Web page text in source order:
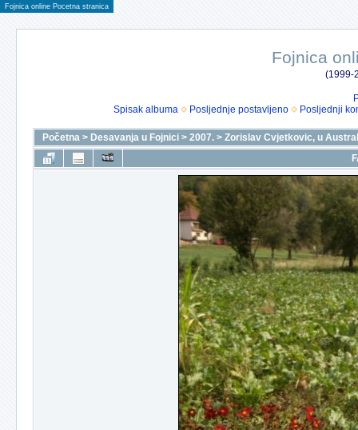
Fojnica online Pocetna stranica
Fojnica
(1999-
Spisak albuma
Posljednje postavljeno Posljednji
Početna > Desavanja u Fojnici > 2007. > Zorislav Cvjetkovic, u